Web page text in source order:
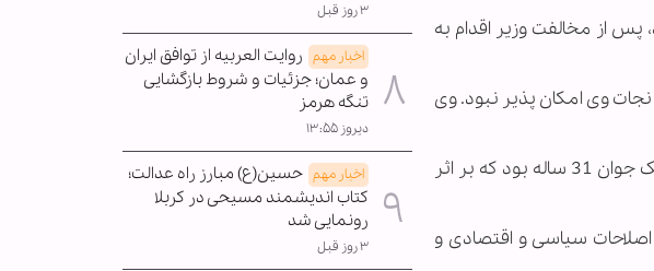
پس از مخالفت وزیر اقدام به
دلیل نجات وی امکان پذیر نبود. وی
این پنجمین مورد خودکشی در اردن در عرض کمتر از دو سال است که آخرین مورد، خودکشی یک جوان 31 ساله بود که بر اثر
سیاسی و اقتصادی و
۳ روز قبل
اخبار مهم روایت العربیه از توافق ایران
و عمان؛ جزئیات و شروط بازگشایی
تنگه هرمز
دیروز ۱۳:۵۵
اخبار مهم حسین(ع) مبارز راه عدالت؛
کتاب اندیشمند مسیحی در کربلا
رونمایی شد
۳ روز قبل